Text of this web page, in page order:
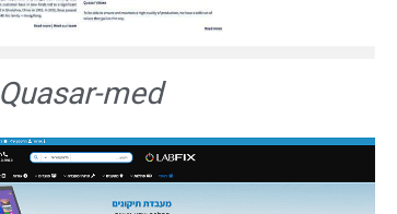
Quasar-med